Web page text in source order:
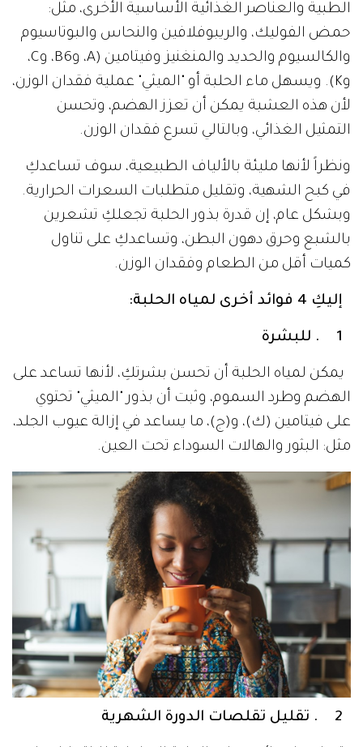
الطبية والعناصر الغذائية الأساسية الأخرى، مثل:
حمض الفوليك، والريبوفلافين والنحاس والبوتاسيوم
والكالسيوم والحديد والمنغنيز وفيتامين (A، وB6، وC،
وK). ويسهل ماء الحلبة أو "الميثي" عملية فقدان الوزن،
لأن هذه العشبة يمكن أن تعزز الهضم، وتحسن
التمثيل الغذائي، وبالتالي تسرع فقدان الوزن.
ونظراً لأنها مليئة بالألياف الطبيعية، سوف تساعدكِ
في كبح الشهية، وتقليل متطلبات السعرات الحرارية.
وبشكل عام، إن قدرة بذور الحلبة تجعلكِ تشعرين
بالشبع وحرق دهون البطن، وتساعدكِ على تناول
كميات أقل من الطعام وفقدان الوزن.
إليكِ 4 فوائد أخرى لمياه الحلبة:
يمكن لمياه الحلبة أن تحسن بشرتكِ، لأنها تساعد على
الهضم وطرد السموم، وثبت أن بذور "الميثي" تحتوي
على فيتامين (ك)، و(ج)، ما يساعد في إزالة عيوب الجلد،
مثل: البثور والهالات السوداء تحت العين.